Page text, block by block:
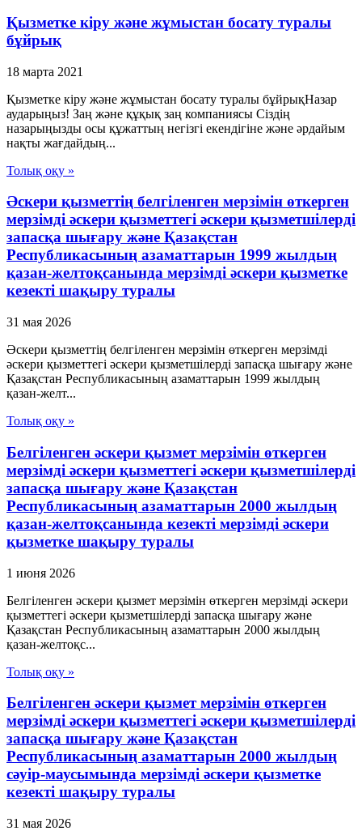
Қызметке кіру және жұмыстан босату туралы
бұйрық
18 марта 2021
Қызметке кіру және жұмыстан босату туралы бұйрықНазар
аударыңыз! Заң және құқық заң компаниясы Сіздің
назарыңызды осы құжаттың негізгі екендігіне және әрдайым
нақты жағдайдың...
Толық оқу »
Әскери қызметтің белгіленген мерзімін өткерген
мерзімді әскери қызметтегі әскери қызметшілерді
запасқа шығару және Қазақстан
Республикасының азаматтарын 1999 жылдың
қазан-желтоқсанында мерзімді әскери қызметке
кезекті шақыру туралы
31 мая 2026
Әскери қызметтің белгіленген мерзімін өткерген мерзімді
әскери қызметтегі әскери қызметшілерді запасқа шығару және
Қазақстан Республикасының азаматтарын 1999 жылдың
қазан-желт...
Толық оқу »
Белгіленген әскери қызмет мерзімін өткерген
мерзімді әскери қызметтегі әскери қызметшілерді
запасқа шығару және Қазақстан
Республикасының азаматтарын 2000 жылдың
қазан-желтоқсанында кезекті мерзімді әскери
қызметке шақыру туралы
1 июня 2026
Белгіленген әскери қызмет мерзімін өткерген мерзімді әскери
қызметтегі әскери қызметшілерді запасқа шығару және
Қазақстан Республикасының азаматтарын 2000 жылдың
қазан-желтоқс...
Толық оқу »
Белгіленген әскери қызмет мерзімін өткерген
мерзімді әскери қызметтегі әскери қызметшілерді
запасқа шығару және Қазақстан
Республикасының азаматтарын 2000 жылдың
сәуір-маусымында мерзімді әскери қызметке
кезекті шақыру туралы
31 мая 2026